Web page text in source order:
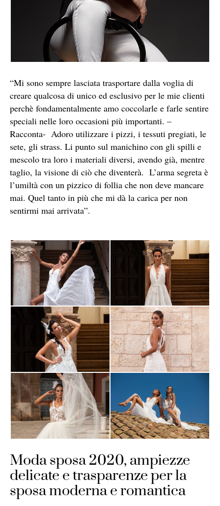
“Mi sono sempre lasciata trasportare dalla voglia di
creare qualcosa di unico ed esclusivo per le mie clienti
perchè fondamentalmente amo coccolarle e farle sentire
speciali nelle loro occasioni più importanti. –
Racconta- Adoro utilizzare i pizzi, i tessuti pregiati, le
sete, gli strass. Li punto sul manichino con gli spilli e
mescolo tra loro i materiali diversi, avendo già, mentre
taglio, la visione di ciò che diventerà. L’arma segreta è
l’umiltà con un pizzico di follia che non deve mancare
mai. Quel tanto in più che mi dà la carica per non
sentirmi mai arrivata”.
Moda sposa 2020, ampiezze
delicate e trasparenze per la
sposa moderna e romantica